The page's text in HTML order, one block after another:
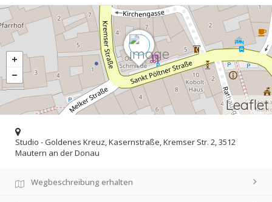
Leaflet
Studio - Goldenes Kreuz, Kasernstraße, Kremser Str. 2, 3512
Mautern an der Donau
Wegbeschreibung erhalten